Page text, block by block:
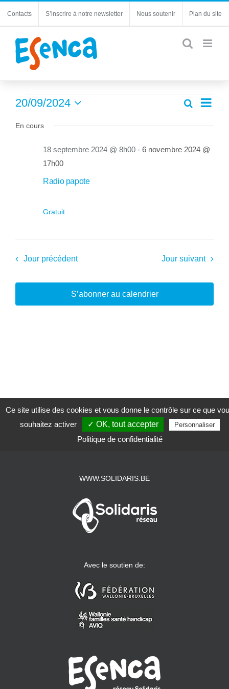
Contacts S’inscrire à notre newsletter Nous soutenir Plan du site
Évènements
for
septembre
2024
de
Recherche
vues
Jour
20/09/2024
une
En cours
Radio papote
18 septembre 2024 @ 8h00 - 6 novembre 2024 @
17h00
Gratuit
Jour précédent Jour suivant
S’abonner au calendrier
WWW.SOLIDARIS.BE
Avec le soutien de:
Ce site utilise des cookies et vous donne le contrôle sur ce que
souhaitez activer
✓ OK, tout accepter Personnaliser
Politique de confidentialité